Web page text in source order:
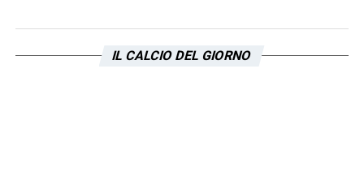
vista dei prossimi incontri.
IL CALCIO DEL GIORNO